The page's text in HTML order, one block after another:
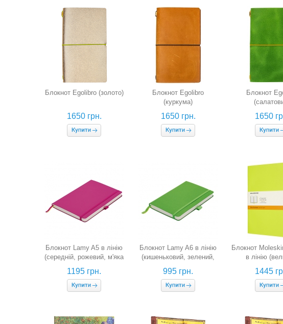
Блокнот Egolibro (золото)
1650 грн.
Блокнот Egolibro
(куркума)
1650 грн.
Блокнот
1650
Блокнот Lamy A5 в лінію
(середній, рожевий, м'яка
обкладинка)
1195 грн.
Блокнот Lamy A6 в лінію
(кишеньковий, зелений,
м'яка обкладинка)
995 грн.
Блокнот
в лінію
лимонний
1445